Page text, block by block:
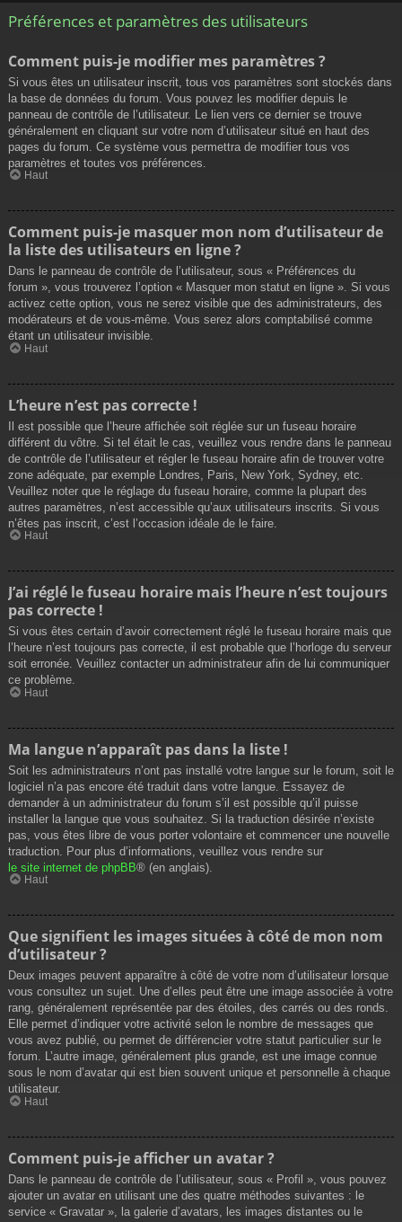
Préférences et paramètres des utilisateurs
Comment puis-je modifier mes paramètres ?
Si vous êtes un utilisateur inscrit, tous vos paramètres sont stockés dans
la base de données du forum. Vous pouvez les modifier depuis le
panneau de contrôle de l’utilisateur. Le lien vers ce dernier se trouve
généralement en cliquant sur votre nom d’utilisateur situé en haut des
pages du forum. Ce système vous permettra de modifier tous vos
paramètres et toutes vos préférences.
Haut
Comment puis-je masquer mon nom d’utilisateur de
la liste des utilisateurs en ligne ?
Dans le panneau de contrôle de l’utilisateur, sous « Préférences du
forum », vous trouverez l’option « Masquer mon statut en ligne ». Si vous
activez cette option, vous ne serez visible que des administrateurs, des
modérateurs et de vous-même. Vous serez alors comptabilisé comme
étant un utilisateur invisible.
Haut
L’heure n’est pas correcte !
Il est possible que l’heure affichée soit réglée sur un fuseau horaire
différent du vôtre. Si tel était le cas, veuillez vous rendre dans le panneau
de contrôle de l’utilisateur et régler le fuseau horaire afin de trouver votre
zone adéquate, par exemple Londres, Paris, New York, Sydney, etc.
Veuillez noter que le réglage du fuseau horaire, comme la plupart des
autres paramètres, n’est accessible qu’aux utilisateurs inscrits. Si vous
n’êtes pas inscrit, c’est l’occasion idéale de le faire.
Haut
J’ai réglé le fuseau horaire mais l’heure n’est toujours
pas correcte !
Si vous êtes certain d’avoir correctement réglé le fuseau horaire mais que
l’heure n’est toujours pas correcte, il est probable que l’horloge du serveur
soit erronée. Veuillez contacter un administrateur afin de lui communiquer
ce problème.
Haut
Ma langue n’apparaît pas dans la liste !
Soit les administrateurs n’ont pas installé votre langue sur le forum, soit le
logiciel n’a pas encore été traduit dans votre langue. Essayez de
demander à un administrateur du forum s’il est possible qu’il puisse
installer la langue que vous souhaitez. Si la traduction désirée n’existe
pas, vous êtes libre de vous porter volontaire et commencer une nouvelle
traduction. Pour plus d’informations, veuillez vous rendre sur
le site internet de phpBB® (en anglais).
Haut
Que signifient les images situées à côté de mon nom
d’utilisateur ?
Deux images peuvent apparaître à côté de votre nom d’utilisateur lorsque
vous consultez un sujet. Une d’elles peut être une image associée à votre
rang, généralement représentée par des étoiles, des carrés ou des ronds.
Elle permet d’indiquer votre activité selon le nombre de messages que
vous avez publié, ou permet de différencier votre statut particulier sur le
forum. L’autre image, généralement plus grande, est une image connue
sous le nom d’avatar qui est bien souvent unique et personnelle à chaque
utilisateur.
Haut
Comment puis-je afficher un avatar ?
Dans le panneau de contrôle de l’utilisateur, sous « Profil », vous pouvez
ajouter un avatar en utilisant une des quatre méthodes suivantes : le
service « Gravatar », la galerie d’avatars, les images distantes ou le